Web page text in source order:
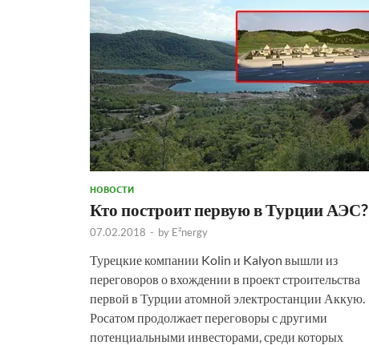
НОВОСТИ
Кто построит первую в Турции АЭС?
07.02.2018 - by E²nergy
Турецкие компании Kolin и Kalyon вышли из
переговоров о вхождении в проект строительства
первой в Турции атомной электростанции Аккую.
Росатом продолжает переговоры с другими
потенциальными инвесторами, среди которых